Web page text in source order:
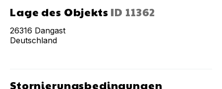
Lage des Objekts ID 11362
26316 Dangast
Deutschland
Stornierungsbedingungen